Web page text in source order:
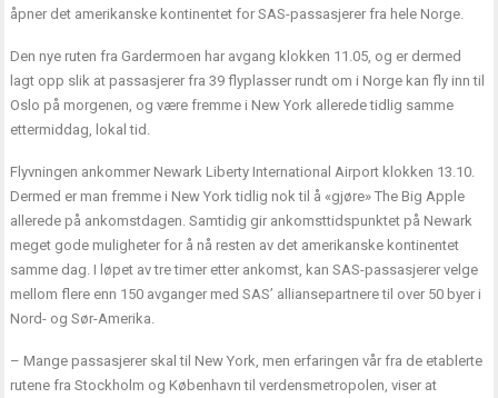
åpner det amerikanske kontinentet for SAS-passasjerer fra hele Norge.
Den nye ruten fra Gardermoen har avgang klokken 11.05, og er dermed
lagt opp slik at passasjerer fra 39 flyplasser rundt om i Norge kan fly inn til
Oslo på morgenen, og være fremme i New York allerede tidlig samme
ettermiddag, lokal tid.
Flyvningen ankommer Newark Liberty International Airport klokken 13.10.
Dermed er man fremme i New York tidlig nok til å «gjøre» The Big Apple
allerede på ankomstdagen. Samtidig gir ankomsttidspunktet på Newark
meget gode muligheter for å nå resten av det amerikanske kontinentet
samme dag. I løpet av tre timer etter ankomst, kan SAS-passasjerer velge
mellom flere enn 150 avganger med SAS’ alliansepartnere til over 50 byer i
Nord- og Sør-Amerika.
– Mange passasjerer skal til New York, men erfaringen vår fra de etablerte
rutene fra Stockholm og København til verdensmetropolen, viser at